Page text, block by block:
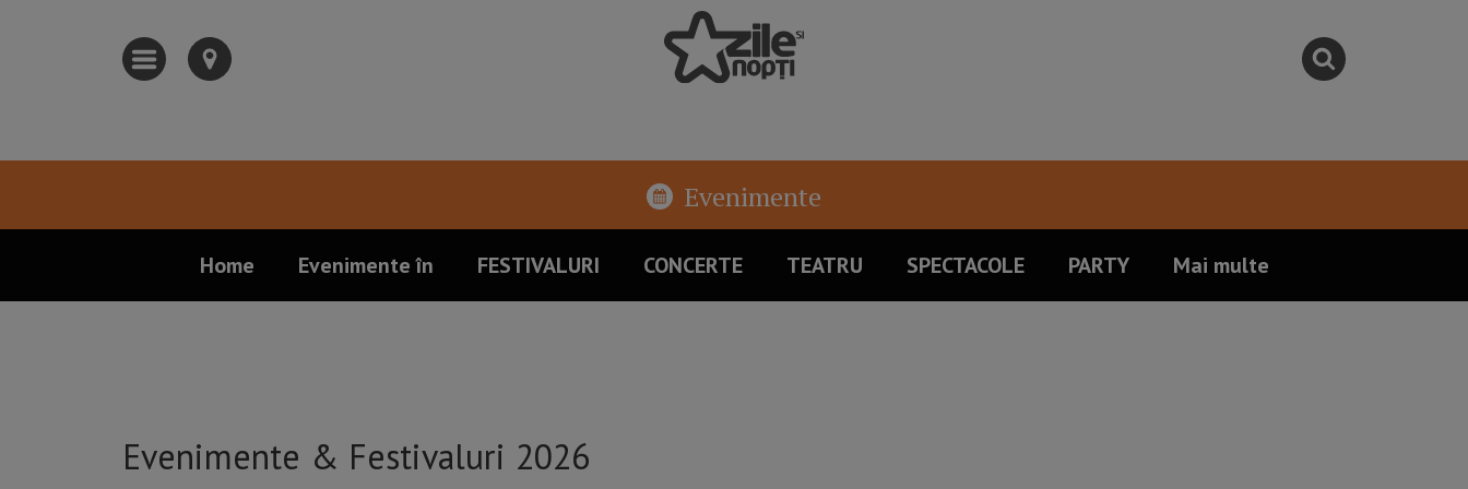
Evenimente
Home Evenimente în FESTIVALURI CONCERTE TEATRU SPECTACOLE PARTY Mai multe
Evenimente & Festivaluri 2026